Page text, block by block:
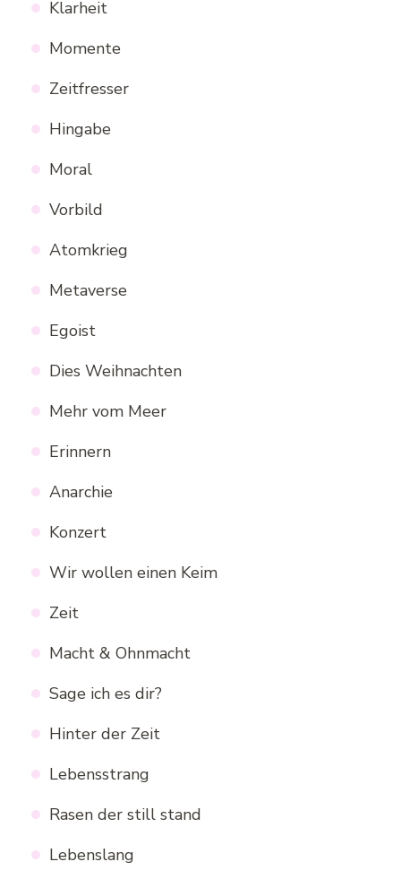
Klarheit
Momente
Zeitfresser
Hingabe
Moral
Vorbild
Atomkrieg
Metaverse
Egoist
Dies Weihnachten
Mehr vom Meer
Erinnern
Anarchie
Konzert
Wir wollen einen Keim
Zeit
Macht & Ohnmacht
Sage ich es dir?
Hinter der Zeit
Lebensstrang
Rasen der still stand
Lebenslang